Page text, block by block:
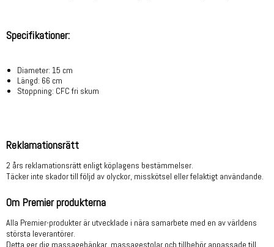
Specifikationer:
Diameter: 15 cm
Längd: 66 cm
Stoppning: CFC fri skum
Reklamationsrätt
2 års reklamationsrätt enligt köplagens bestämmelser.
Täcker inte skador till följd av olyckor, misskötsel eller felaktigt användande.
Om Premier produkterna
Alla Premier-produkter är utvecklade i nära samarbete med en av världens
största leverantörer.
Detta ger dig massagebänkar, massagestolar och tillbehör anpassade till